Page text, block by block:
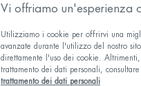
Vi offriamo un'esperienza
Utilizziamo i cookie per offrirvi una
avanzate durante l'utilizzo del nostro
direttamente l'uso dei cookie.
trattamento dei dati personali,
trattamento dei dati personali